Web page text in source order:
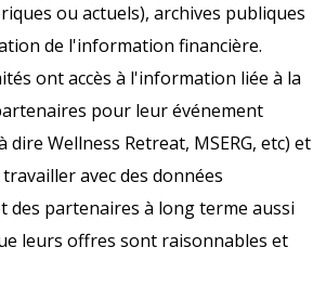
ou actuels), archives publiques
de l'information financière.
ont accès à l'information liée à la
pour leur événement
dire Wellness Retreat, MSERG, etc) et
avec des données
des partenaires à long terme aussi
leurs offres sont raisonnables et